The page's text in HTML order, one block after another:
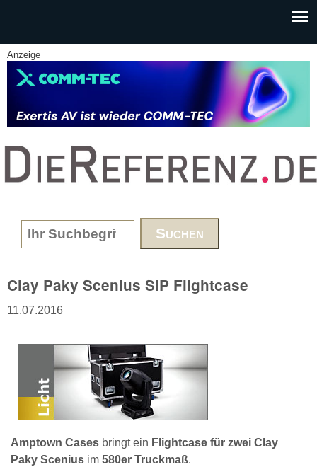
Anzeige
www.DieReferenz.de
Search form
Clay Paky Scenius SiP Flightcase
11.07.2016
Amptown Cases bringt ein Flightcase für zwei Clay
Paky Scenius im 580er Truckmaß.